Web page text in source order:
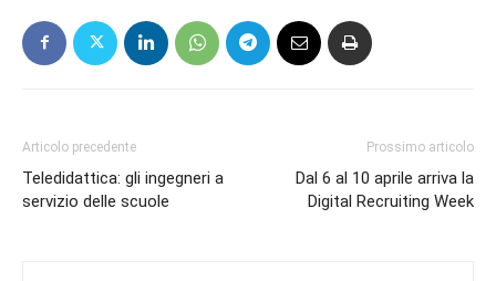
Articolo precedente
Teledidattica: gli ingegneri a
servizio delle scuole
Prossimo articolo
Dal 6 al 10 aprile arriva la
Digital Recruiting Week